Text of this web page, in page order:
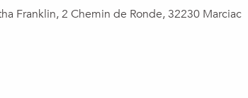
Franklin, 2 Chemin de Ronde, 32230 Marciac